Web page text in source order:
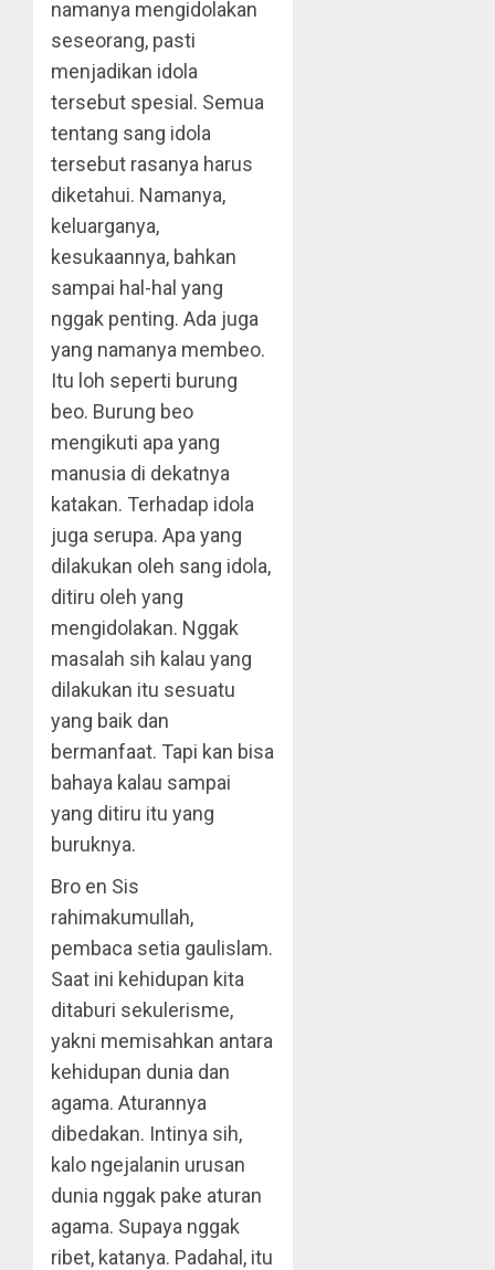
namanya mengidolakan
seseorang, pasti
menjadikan idola
tersebut spesial. Semua
tentang sang idola
tersebut rasanya harus
diketahui. Namanya,
keluarganya,
kesukaannya, bahkan
sampai hal-hal yang
nggak penting. Ada juga
yang namanya membeo.
Itu loh seperti burung
beo. Burung beo
mengikuti apa yang
manusia di dekatnya
katakan. Terhadap idola
juga serupa. Apa yang
dilakukan oleh sang idola,
ditiru oleh yang
mengidolakan. Nggak
masalah sih kalau yang
dilakukan itu sesuatu
yang baik dan
bermanfaat. Tapi kan bisa
bahaya kalau sampai
yang ditiru itu yang
buruknya.
Bro en Sis
rahimakumullah,
pembaca setia gaulislam.
Saat ini kehidupan kita
ditaburi sekulerisme,
yakni memisahkan antara
kehidupan dunia dan
agama. Aturannya
dibedakan. Intinya sih,
kalo ngejalanin urusan
dunia nggak pake aturan
agama. Supaya nggak
ribet, katanya. Padahal, itu